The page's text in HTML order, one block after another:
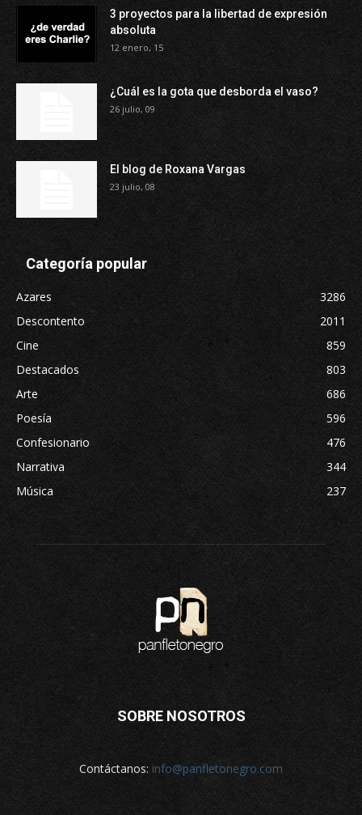
3 proyectos para la libertad de expresión
absoluta
12 enero, 15
¿Cuál es la gota que desborda el vaso?
26 julio, 09
El blog de Roxana Vargas
23 julio, 08
Categoría popular
Azares
3286
Descontento
2011
Cine
859
Destacados
803
Arte
686
Poesía
596
Confesionario
476
Narrativa
344
Música
237
SOBRE NOSOTROS
Contáctanos: info@panfletonegro.com